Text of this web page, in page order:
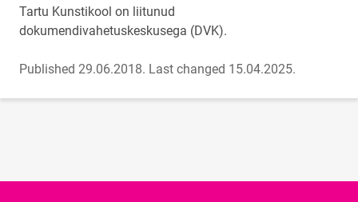
Tartu Kunstikool on liitunud
dokumendivahetuskeskusega (DVK).
Published 29.06.2018. Last changed 15.04.2025.